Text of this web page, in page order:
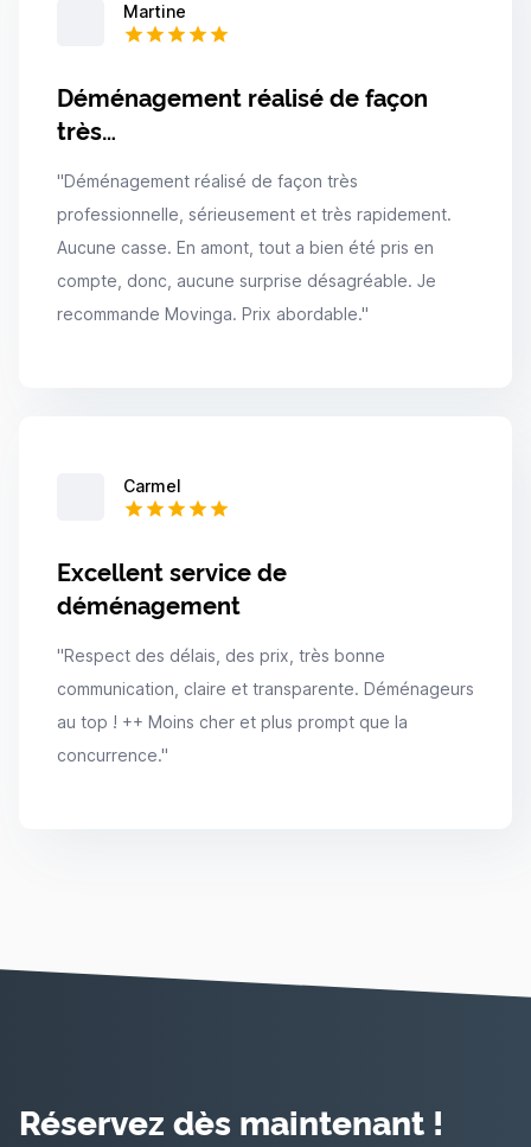
Martine
Déménagement réalisé de façon
très…
"Déménagement réalisé de façon très
professionnelle, sérieusement et très rapidement.
Aucune casse. En amont, tout a bien été pris en
compte, donc, aucune surprise désagréable. Je
recommande Movinga. Prix abordable."
Carmel
Excellent service de
déménagement
"Respect des délais, des prix, très bonne
communication, claire et transparente. Déménageurs
au top ! ++ Moins cher et plus prompt que la
concurrence."
Réservez dès maintenant !